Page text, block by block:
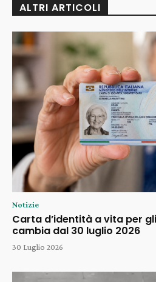
ALTRI ARTICOLI
Notizie
Carta d’identità a vita per
cambia dal 30 luglio 2026
30 Luglio 2026